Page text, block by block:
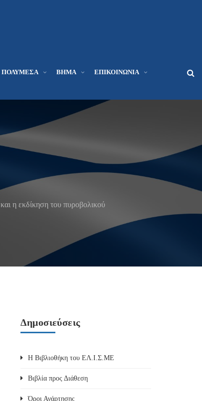
ΠΟΛΥΜΈΣΑ ΒΉΜΑ ΕΠΙΚΟΙΝΩΝΊΑ
η εκδίκηση του πυροβολικού
Δημοσιεύσεις
Η Βιβλιοθήκη του ΕΛ.Ι.Σ.ΜΕ
Βιβλία προς Διάθεση
Όροι Ανάρτησης